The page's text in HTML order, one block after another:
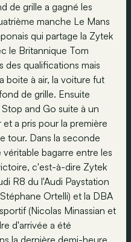
de grille a gagné les
manche Le Mans
qui partage la Zytek
le Britannique Tom
des qualifications mais
boite à air, la voiture fut
de grille. Ensuite
and Go suite à un
a pris pour la première
tour. Dans la seconde
bagarre entre les
c'est-à-dire Zytek
R8 du l'Audi Paystation
Ortelli) et la DBA
(Nicolas Minassian et
d'arrivée a été
la dernière demi-heure